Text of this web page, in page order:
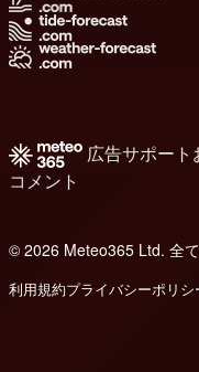
広告サポート
コメント
© 2026 Meteo365 Ltd. 全
利用規約プライバシーポリシ